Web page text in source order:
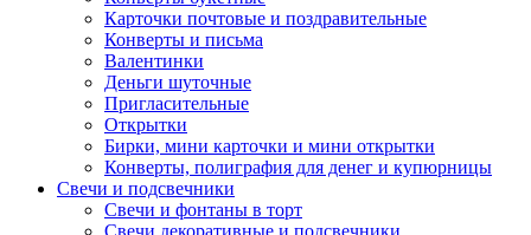
Карточки почтовые и поздравительные
Конверты и письма
Валентинки
Деньги шуточные
Пригласительные
Открытки
Бирки, мини карточки и мини открытки
Конверты, полиграфия для денег и купюрницы
Свечи и подсвечники
Свечи и фонтаны в торт
Свечи декоративные и подсвечники